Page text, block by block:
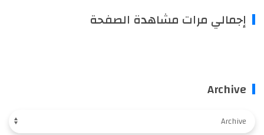
إجمالي مرات مشاهدة الصفحة
Archive